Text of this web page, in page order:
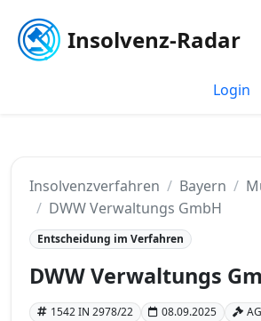
Insolvenz-Radar
Login
Insolvenzverfahren Bayern
DWW Verwaltungs GmbH
Entscheidung im Verfahren
DWW Verwaltungs
1542 IN 2978/22 08.09.2025